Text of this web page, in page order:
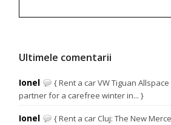
Ultimele comentarii
Ionel
{ Rent a car VW Tiguan
partner for a carefree winter in... }
Ionel
{ Rent a car Cluj: The New